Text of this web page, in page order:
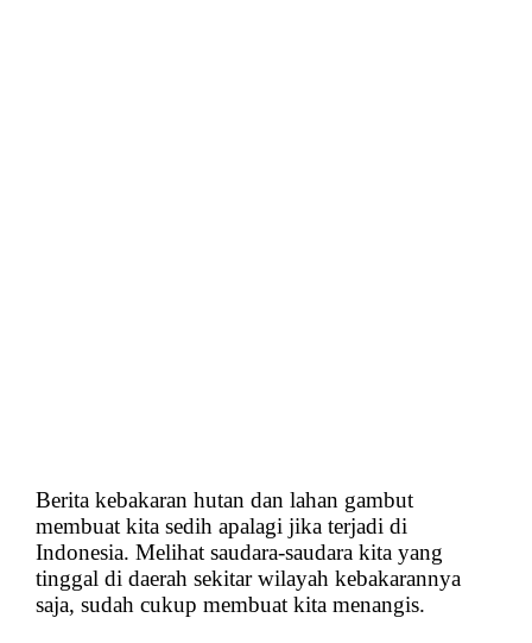
Berita kebakaran hutan dan lahan gambut
membuat kita sedih apalagi jika terjadi di
Indonesia. Melihat saudara-saudara kita yang
tinggal di daerah sekitar wilayah kebakarannya
saja, sudah cukup membuat kita menangis.